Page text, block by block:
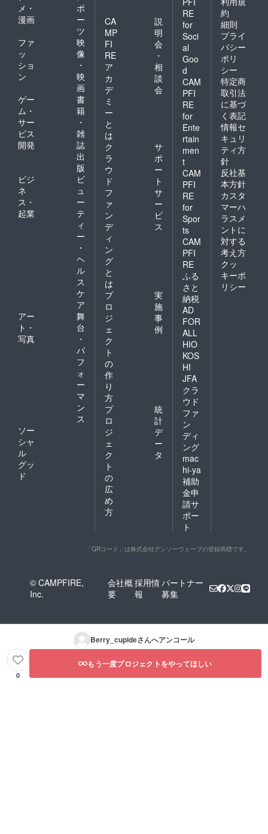
メ・
漫画
ポ
ー
ツ
ファ
ッ
ショ
ン
映
像
・
映
画
ゲー
ム・
サー
ビス
開発
書
籍
・
雑
誌
出
版
ビジ
ネ
ス・
起業
ビ
ュ
ー
テ
ィ
ー
・
ヘ
ル
ス
ケ
ア
アー
ト・
写真
舞
台
・
パ
フ
ォ
ー
マ
ン
ス
ソー
シャ
ル
グッ
ド
CA
MP
FI
RE
ア
カ
デ
ミ
ー
と
は
説
明
会
・
相
談
会
ク
ラ
ウ
ド
フ
ァ
ン
デ
ィ
ン
グ
と
は
サ
ポ
ー
ト
サ
ー
ビ
ス
プ
ロ
ジ
ェ
ク
ト
の
作
り
方
実
施
事
例
プ
ロ
ジ
ェ
ク
ト
の
広
め
方
統
計
デ
ー
タ
RE
for
Soci
al
Goo
d
CAM
PFI
RE
for
Ente
rtain
men
t
CAM
PFI
RE
for
Spor
ts
CAM
PFI
RE
ふる
さと
納税
AD
FOR
ALL
HIO
KOS
HI
JFA
クラ
ウド
ファ
ン
ディ
ング
mac
hi-ya
補助
金申
請サ
ポー
ト
約
細則
プライ
バシー
ポリ
シー
特定商
取引法
に基づ
く表記
情報セ
キュリ
ティ方
針
反社基
本方針
カスタ
マーハ
ラスメ
ントに
対する
考え方
クッ
キーポ
リシー
「QRコード」は株式会社デンソーウェーブの登録商標です。
© CAMPFIRE,
Inc.
会社概
要
採用情
報
パートナー
募集
Berry_cupideさんへアンコール
0
もう一度プロジェクトをやってほしい